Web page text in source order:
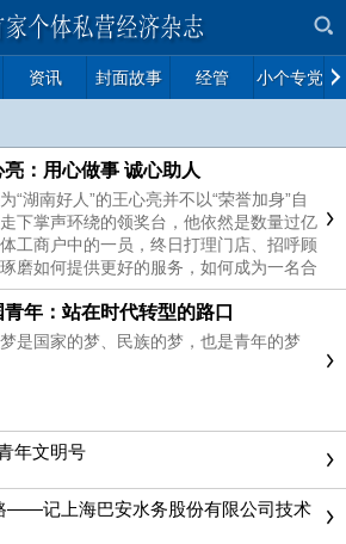
资讯 封面故事 经管 小个专党建
亮：用心做事 诚心助人
“湖南好人”的王心亮并不以“荣誉加身”自
下掌声环绕的领奖台，他依然是数量过亿
工商户中的一员，终日打理门店、招呼顾
磨如何提供更好的服务，如何成为一名合
营者
青年：站在时代转型的路口
是国家的梦、民族的梦，也是青年的梦
年文明号
——记上海巴安水务股份有限公司技术